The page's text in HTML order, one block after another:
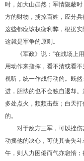
时，如大山岿然；军情隐蔽
方的财物，掳掠百姓，应分
这些都应该权衡利弊，根据实
这就是军争的原则。
《军政》说：“在战场上
用动作来指挥，看不清或看
视听，统一作战行动的。既
进，胆怯的也不会独自退却
多处点火，频频击鼓；白天
的。
对于敌方三军，可以挫
动摇他的决心，可使其丧失
午，则人力困倦而气亦怠惰